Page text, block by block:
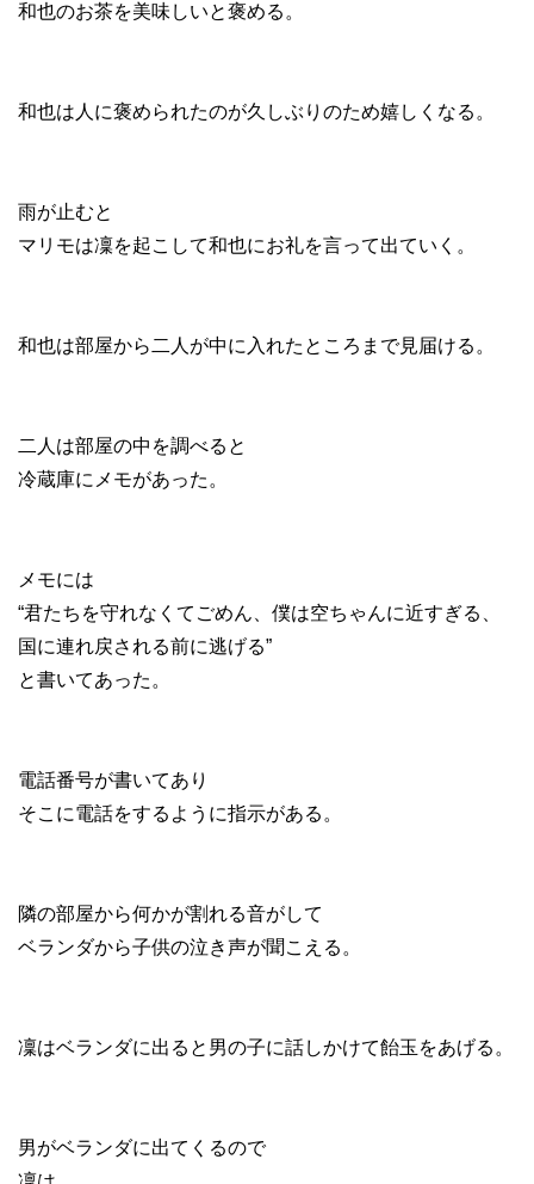
和也のお茶を美味しいと褒める。
和也は人に褒められたのが久しぶりのため嬉しくなる。
雨が止むと
マリモは凜を起こして和也にお礼を言って出ていく。
和也は部屋から二人が中に入れたところまで見届ける。
二人は部屋の中を調べると
冷蔵庫にメモがあった。
メモには
“君たちを守れなくてごめん、僕は空ちゃんに近すぎる、
国に連れ戻される前に逃げる”
と書いてあった。
電話番号が書いてあり
そこに電話をするように指示がある。
隣の部屋から何かが割れる音がして
ベランダから子供の泣き声が聞こえる。
凜はベランダに出ると男の子に話しかけて飴玉をあげる。
男がベランダに出てくるので